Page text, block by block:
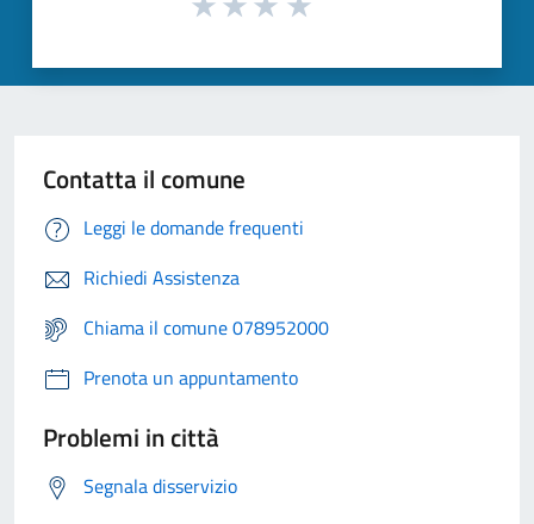
Contatta il comune
Leggi le domande frequenti
Richiedi Assistenza
Chiama il comune 078952000
Prenota un appuntamento
Problemi in città
Segnala disservizio